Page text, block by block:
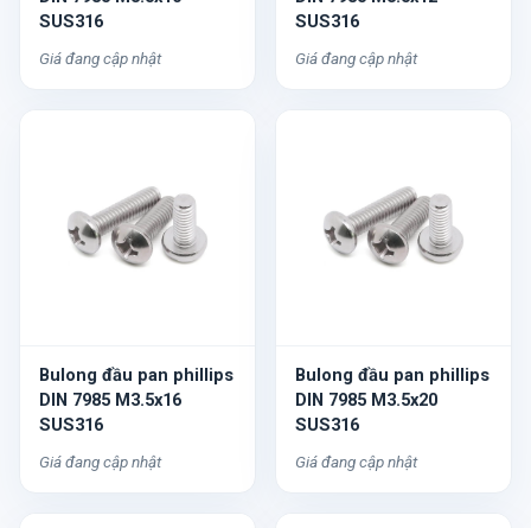
SUS316
Giá đang cập nhật
SUS316
Giá đang cập nhật
Bulong đầu pan phillips
DIN 7985 M3.5x16
SUS316
Giá đang cập nhật
Bulong đầu pan phillips
DIN 7985 M3.5x20
SUS316
Giá đang cập nhật